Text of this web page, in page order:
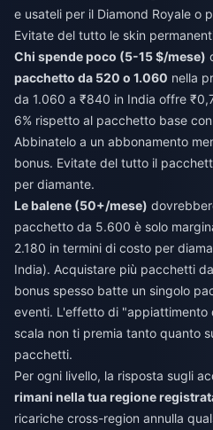
e usateli per il Diamond Royale o
Evitate del tutto le skin
Chi spende poco (5-15 $/mese)
pacchetto da 520 o 1.060 nella
da 1.060 a ₹840 in India offre
6% rispetto al pacchetto base
Abbinatelo a un abbonamento
bonus. Evitate del tutto il
per diamante.
Le balene (50+/mese)
pacchetto da 5.600 è solo
2.180 in termini di costo per
India). Acquistare più pacchetti
bonus spesso batte un singolo
eventi. L'effetto di "appiattimento
scala non ti premia tanto quanto
pacchetti.
Per ogni livello, la risposta sugli
rimani nella tua regione
ricariche cross-region annulla